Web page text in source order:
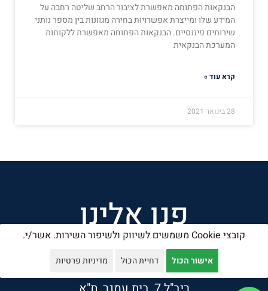
הבנקאות הפתוחה מאפשרת לציבור הרחב שליטה רחבה על
המידע שלו ומייצרת אפשרויות בחירה מגוונות בין מספר נותני
שירותים פיננסיים. הבנקאות הפתוחה מאפשרת ללקוחות
המערכת הבנקאית
קרא עוד »
28 בינואר 2021
פנו אלינו
טלפון: 03-5501866
פקס: 03-5020005
קובצי Cookie משמשים לשיווק ולשיפור השירות. אשר/י.
אישור הכול דחיית הכול מדיניות פרטיות